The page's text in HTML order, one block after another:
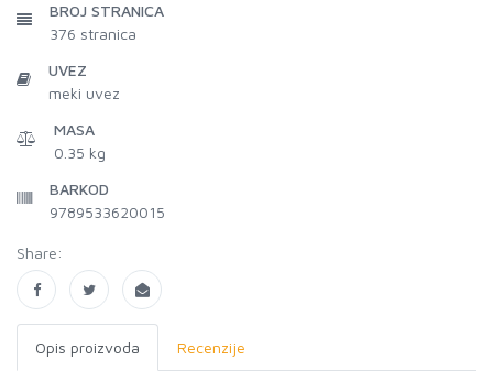
BROJ STRANICA
376 stranica
UVEZ
meki uvez
MASA
0.35 kg
BARKOD
9789533620015
Share:
Opis proizvoda Recenzije